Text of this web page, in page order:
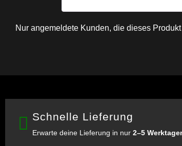
Nur angemeldete Kunden, die dieses
Schnelle Lieferung
Erwarte deine Lieferung in nur 2–5